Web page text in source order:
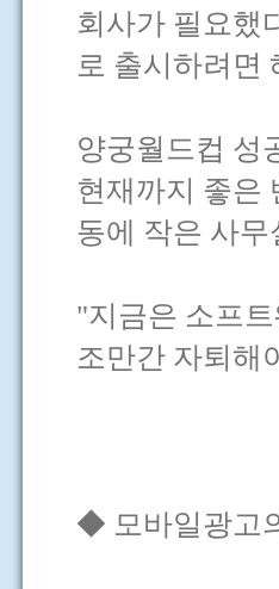
회사가 필요했
로 출시하려면
양궁월드컵 성
현재까지 좋은
동에 작은 사
"지금은 소프
조만간 자퇴해
◆ 모바일광고